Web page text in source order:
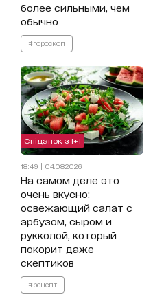
более сильными, чем
обычно
#гороскоп
Сніданок з 1+1
18:49 | 04.08.2026
На самом деле это
очень вкусно:
освежающий салат с
арбузом, сыром и
рукколой, который
покорит даже
скептиков
#рецепт